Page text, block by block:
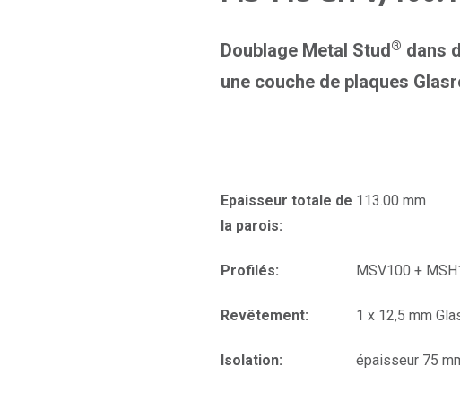
Doublage Metal Stud® dans
une couche de plaques
Epaisseur totale de
la parois:
113.00 mm
Profilés: MSV100 +
Revêtement: 1 x 12,5 mm
Isolation: épaisseur 75